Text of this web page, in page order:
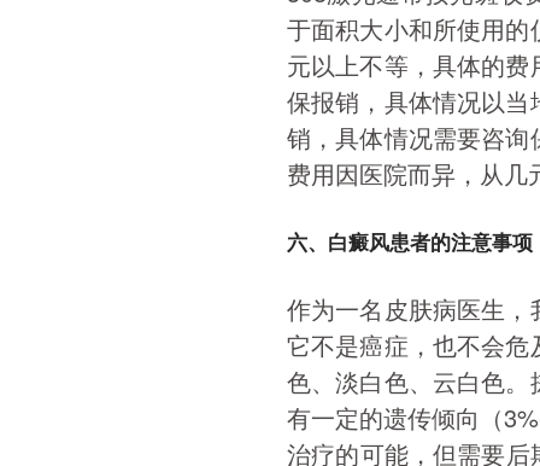
于面积大小和所使用
元以上不等，具体的
保报销，具体情况以
销，具体情况需要咨
费用因医院而异，从几
六、白癜风患者的注意事项
作为一名皮肤病医生
它不是癌症，也不会
色、淡白色、云白色
有一定的遗传倾向（
治疗的可能，但需要